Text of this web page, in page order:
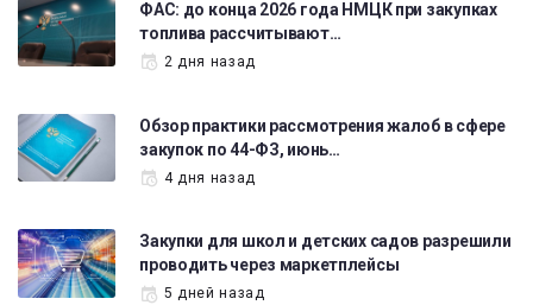
ФАС: до конца 2026 года НМЦК при закупках
топлива рассчитывают…
2 дня назад
Обзор практики рассмотрения жалоб в сфере
закупок по 44-ФЗ, июнь…
4 дня назад
Закупки для школ и детских садов разрешили
проводить через маркетплейсы
5 дней назад